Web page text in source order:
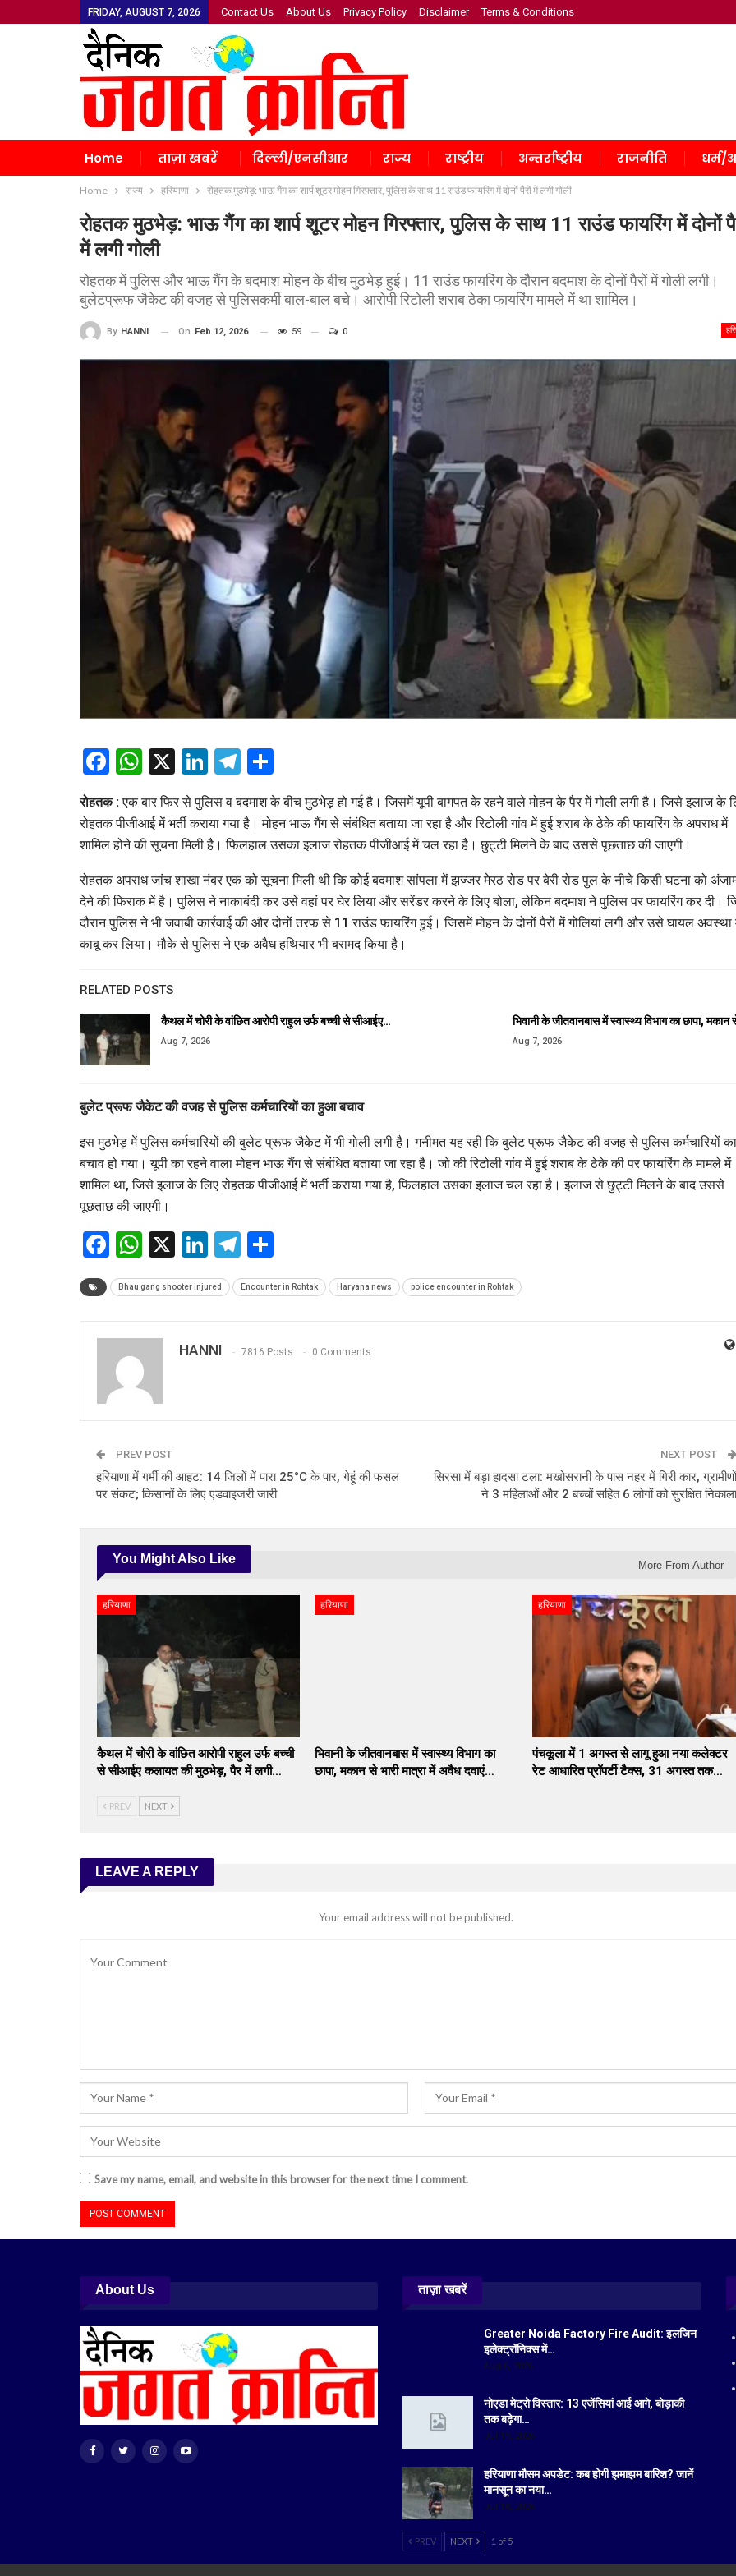
FRIDAY, AUGUST 7, 2026 Contact Us About Us Privacy Policy Disclaimer Terms & Conditions
Home ताज़ा खबरें दिल्ली/एनसीआर राज्य राष्ट्रीय अन्तर्राष्ट्रीय राजनीति धर्म/
Home राज्य हरियाणा रोहतक मुठभेड़: भाऊ गैंग का शार्प शूटर मोहन गिरफ्तार, पुलिस के साथ 11 राउंड फायरिंग में दोनों पैरों में लगी गोली
रोहतक मुठभेड़: भाऊ गैंग का शार्प शूटर मोहन गिरफ्तार, पुलिस के साथ 11 राउंड फायरिंग में दोनों
में लगी गोली
रोहतक में पुलिस और भाऊ गैंग के बदमाश मोहन के बीच मुठभेड़ हुई। 11 राउंड फायरिंग के दौरान बदमाश के दोनों पैरों में गोली लगी।
बुलेटप्रूफ जैकेट की वजह से पुलिसकर्मी बाल-बाल बचे। आरोपी रिटोली शराब ठेका फायरिंग मामले में था शामिल।
By HANNI On Feb 12, 2026 59 0
Facebook
WhatsApp
X LinkedIn
Telegram
रोहतक :एक बार फिर से पुलिस व बदमाश के बीच मुठभेड़ हो गई है। जिसमें यूपी बागपत के रहने वाले मोहन के पैर में गोली लगी है। जिसे इलाज के
रोहतक पीजीआई में भर्ती कराया गया है। मोहन भाऊ गैंग से संबंधित बताया जा रहा है और रिटोली गांव में हुई शराब के ठेके की फायरिंग के अपराध में
शामिल होने की सूचना मिली है। फिलहाल उसका इलाज रोहतक पीजीआई में चल रहा है। छुट्टी मिलने के बाद उससे पूछताछ की जाएगी।
रोहतक अपराध जांच शाखा नंबर एक को सूचना मिली थी कि कोई बदमाश सांपला में झज्जर मेरठ रोड पर बेरी रोड पुल के नीचे किसी घटना को
देने की फिराक में है। पुलिस ने नाकाबंदी कर उसे वहां पर घेर लिया और सरेंडर करने के लिए बोला, लेकिन बदमाश ने पुलिस पर फायरिंग कर दी।
दौरान पुलिस ने भी जवाबी कार्रवाई की और दोनों तरफ से 11 राउंड फायरिंग हुई। जिसमें मोहन के दोनों पैरों में गोलियां लगी और उसे घायल अवस्था
काबू कर लिया। मौके से पुलिस ने एक अवैध हथियार भी बरामद किया है।
RELATED POSTS
कैथल में चोरी के वांछित आरोपी राहुल उर्फ बच्ची से सीआईए…
Aug 7, 2026
भिवानी के जीतवानबास में स्वास्थ्य विभाग का छापा, मकान
Aug 7, 2026
बुलेट प्रूफ जैकेट की वजह से पुलिस कर्मचारियों का हुआ बचाव
इस मुठभेड़ में पुलिस कर्मचारियों की बुलेट प्रूफ जैकेट में भी गोली लगी है। गनीमत यह रही कि बुलेट प्रूफ जैकेट की वजह से पुलिस कर्मचारियों का
बचाव हो गया। यूपी का रहने वाला मोहन भाऊ गैंग से संबंधित बताया जा रहा है। जो की रिटोली गांव में हुई शराब के ठेके की पर फायरिंग के मामले में
शामिल था, जिसे इलाज के लिए रोहतक पीजीआई में भर्ती कराया गया है, फिलहाल उसका इलाज चल रहा है। इलाज से छुट्टी मिलने के बाद उससे
पूछताछ की जाएगी।
Facebook
WhatsApp
X LinkedIn
Telegram
Bhau gang shooter injured Encounter in Rohtak Haryana news police encounter in Rohtak
HANNI 7816 Posts 0 Comments
PREV POST
हरियाणा में गर्मी की आहट: 14 जिलों में पारा 25°C के पार, गेहूं की फसल
पर संकट; किसानों के लिए एडवाइजरी जारी
NEXT POST
सिरसा में बड़ा हादसा टला: मखोसरानी के पास नहर में गिरी कार, ग्रामीणों
ने 3 महिलाओं और 2 बच्चों सहित 6 लोगों को सुरक्षित निकाला
You Might Also Like More From Author
हरियाणा
कैथल में चोरी के वांछित आरोपी राहुल उर्फ बच्ची
से सीआईए कलायत की मुठभेड़, पैर में लगी…
हरियाणा
भिवानी के जीतवानबास में स्वास्थ्य विभाग का
छापा, मकान से भारी मात्रा में अवैध दवाएं…
हरियाणा
पंचकूला में 1 अगस्त से लागू हुआ नया कलेक्टर
रेट आधारित प्रॉपर्टी टैक्स, 31 अगस्त तक…
PREV NEXT
LEAVE A REPLY
Your email address will not be published.
Save my name, email, and website in this browser for the next time I comment.
About Us ताज़ा खबरें
Greater Noida Factory Fire Audit: इलजिन
इलेक्ट्रॉनिक्स में…
Aug 6, 2026
नोएडा मेट्रो विस्तार: 13 एजेंसियां आई आगे, बोड़ाकी
तक बढ़ेगा…
Jul 19, 2026
हरियाणा मौसम अपडेट: कब होगी झमाझम बारिश? जानें
मानसून का नया…
Jul 18, 2026
PREV NEXT 1 of 5